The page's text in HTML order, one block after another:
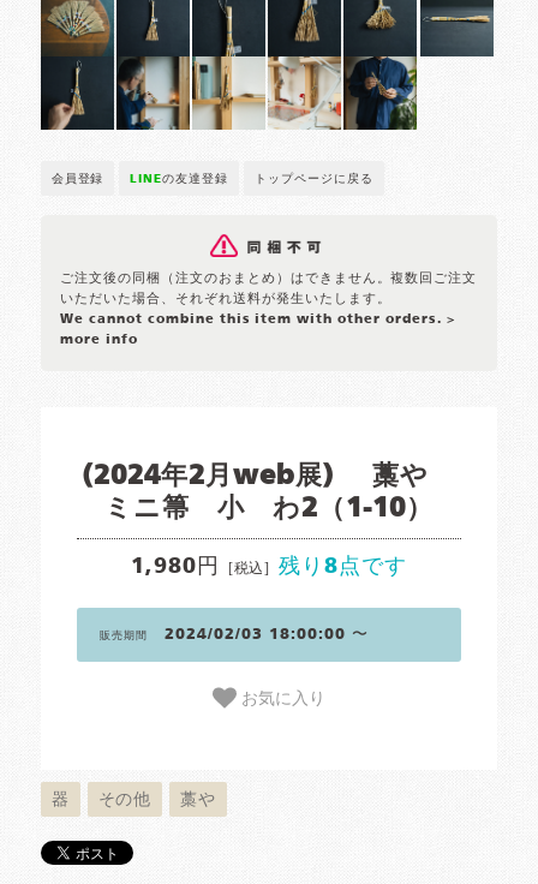
会員登録 LINEの友達登録 トップページに戻る
ご注文後の同梱（注文のおまとめ）はできません。複数回ご注文
いただいた場合、それぞれ送料が発生いたします。
We cannot combine this item with other orders. >
more info
(2024年2月web展) 藁や
ミニ箒 小 わ2（1-10）
1,980円 [税込] 残り8点です
販売期間 2024/02/03 18:00:00 〜
お気に入り
器 その他 藁や